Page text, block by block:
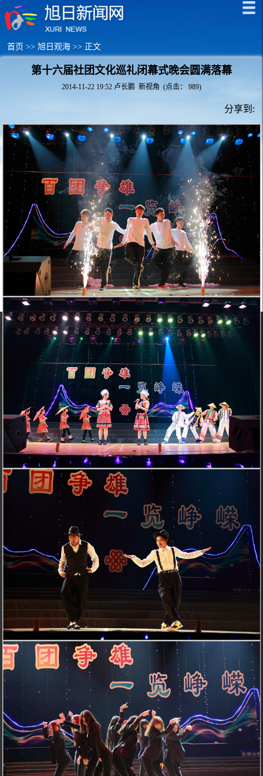
首页 >> 旭日观海 >> 正文
第十六届社团文化巡礼闭幕式晚会圆满落幕
2014-11-22 19:52 卢长鹏 新视角 (点击： 989)
分享到: